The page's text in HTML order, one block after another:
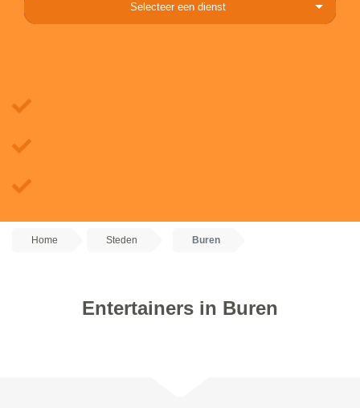
Selecteer een dienst
Home Steden Buren
Entertainers in Buren